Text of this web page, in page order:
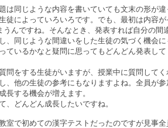
は同じような内容を書いていても文末の形が違
徒によっていろいろです。でも、最初は内容が
うんですね。そんなとき、発表すれば自分の間
、同じような間違いをした生徒の気づく機会に
ているかなと疑問に思ってもどんどん発表して
問をする生徒がいますが、授業中に質問してく
、他の生徒の参考にもなりますよね。全員が参
長する機会が増えます。
、どんどん成長したいですね。
室で初めての漢字テストだったのですが見事全